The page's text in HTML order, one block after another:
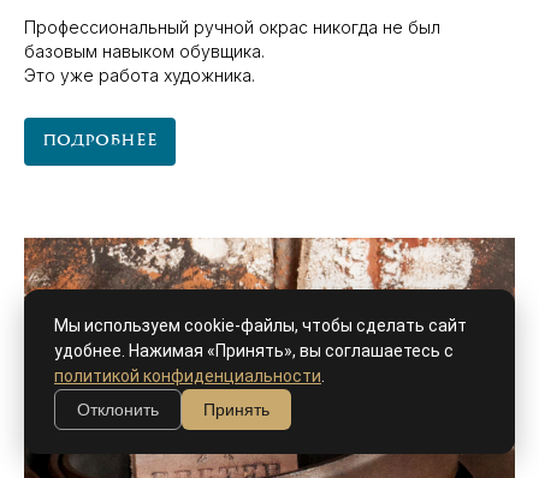
Мы используем cookie-файлы, чтобы сделать сайт
удобнее. Нажимая «Принять», вы соглашаетесь с
политикой конфиденциальности
Отклонить
Принять
Профессиональный ручной окрас никогда не был
базовым навыком обувщика.
Это уже работа художника.
Подробнее